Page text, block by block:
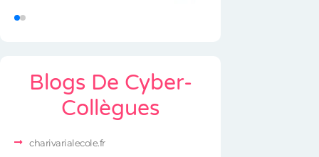
Blogs De Cyber-
Collègues
charivarialecole.fr